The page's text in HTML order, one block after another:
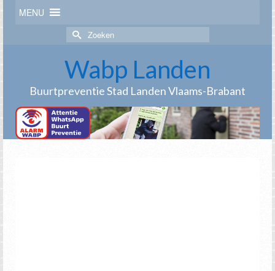
MENU
Zoek
naar:
Wabp Landen
Buurtpreventie Stad Landen Vlaams-Brabant